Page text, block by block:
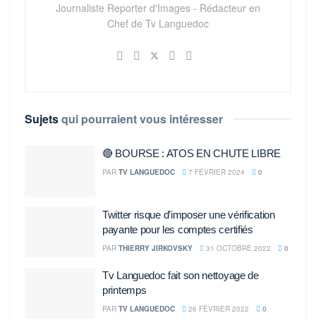
Journaliste Reporter d'Images - Rédacteur en
Chef de Tv Languedoc
Sujetsqui pourraient vous intéresser
🔴 BOURSE : ATOS EN CHUTE LIBRE
PAR TV LANGUEDOC 7 FÉVRIER 2024 0
Twitter risque d’imposer une vérification
payante pour les comptes certifiés
PAR THIERRY JIRKOVSKY 31 OCTOBRE 2022 0
Tv Languedoc fait son nettoyage de
printemps
PAR TV LANGUEDOC 26 FÉVRIER 2022 0